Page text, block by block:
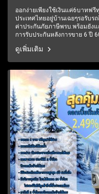
ออกง่ายเพียงใช้เงินแค่6บาทฟ
ประเทศไทยอยู่บ้านเฉยๆรอรับ
ค่าประกันภัยภาษีพรบ.พร้อมยัง
การรับประกันหลังการขาย 6 ปี
24 ชั่วโมง1 ปีเต็ม6 เดือนแรกรั
250 คัน
ดูเพิ่มเติม